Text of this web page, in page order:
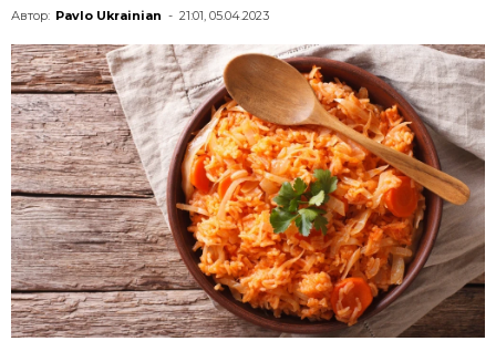
Автор: Pavlo Ukrainian - 21:01, 05.04.2023